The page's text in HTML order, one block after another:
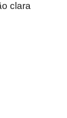
clara